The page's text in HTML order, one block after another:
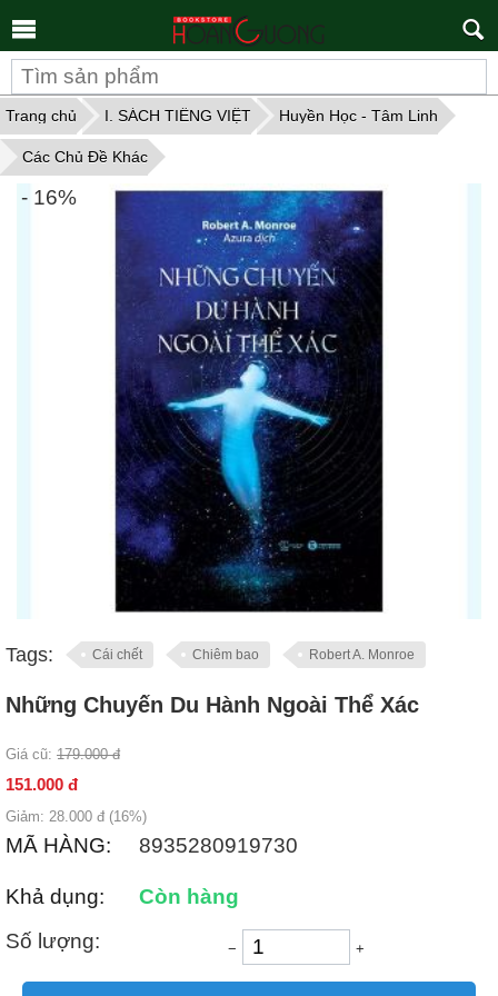
Trang chủ I. SÁCH TIẾNG VIỆT Huyền Học - Tâm Linh
Các Chủ Đề Khác
Tags: Cái chết Chiêm bao Robert A. Monroe
- 16%
Những Chuyến Du Hành Ngoài Thể Xác
Giá cũ: 179.000 đ
151.000 đ
Giảm: 28.000 đ (16%)
MÃ HÀNG: 8935280919730
Khả dụng:
Còn hàng
Số lượng:
− +